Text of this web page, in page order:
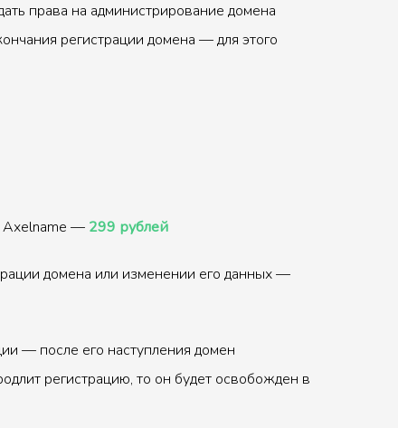
права на администрирование домена
регистрации домена — для этого
Axelname — 299 рублей
домена или изменении его данных —
— после его наступления домен
регистрацию, то он будет освобожден в